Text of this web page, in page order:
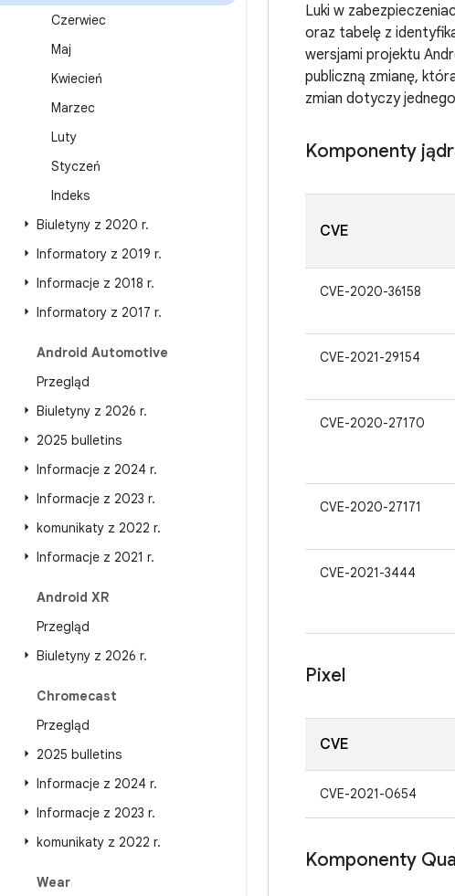
Czerwiec
Maj
Kwiecień
Marzec
Luty
Styczeń
Indeks
Biuletyny z 2020 r.
Informatory z 2019 r.
Informacje z 2018 r.
Informatory z 2017 r.
Android Automotive
Przegląd
Biuletyny z 2026 r.
2025 bulletins
Informacje z 2024 r.
Informacje z 2023 r.
komunikaty z 2022 r.
Informacje z 2021 r.
Android XR
Przegląd
Biuletyny z 2026 r.
Chromecast
Przegląd
2025 bulletins
Informacje z 2024 r.
Informacje z 2023 r.
komunikaty z 2022 r.
Wear
Luki w
oraz tabelę z
wersjami projektu
publiczną zmianę,
zmian dotyczy
Komponenty
CVE
CVE-2020-36158
CVE-2021-29154
CVE-2020-27170
CVE-2020-27171
CVE-2021-3444
Pixel
CVE
CVE-2021-0654
Komponenty